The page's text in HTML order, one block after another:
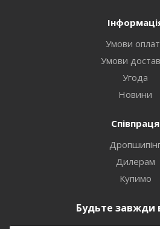
Умови
Умови
Угода
Новини
Співпраця
Дилерам
Купимо
Будьте завжди